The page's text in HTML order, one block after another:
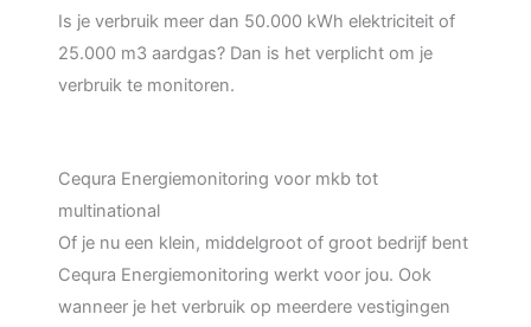
Is je verbruik meer dan 50.000 kWh elektriciteit of
25.000 m3 aardgas? Dan is het verplicht om je
verbruik te monitoren.
Cequra Energiemonitoring voor mkb tot
multinational
Of je nu een klein, middelgroot of groot bedrijf bent
Cequra Energiemonitoring werkt voor jou. Ook
wanneer je het verbruik op meerdere vestigingen